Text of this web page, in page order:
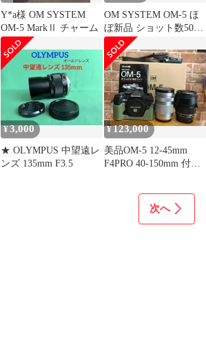
Y*a様 OM SYSTEM
OM-5 MarkⅡ チャーム
OM SYSTEM OM-5 ほ
ぼ新品 ショット数500
以下
¥3,000
★ OLYMPUS 中望遠レ
ンズ 135mm F3.5
¥123,000
美品OM-5 12-45mm
F4PRO 40-150mm 付属
次へ